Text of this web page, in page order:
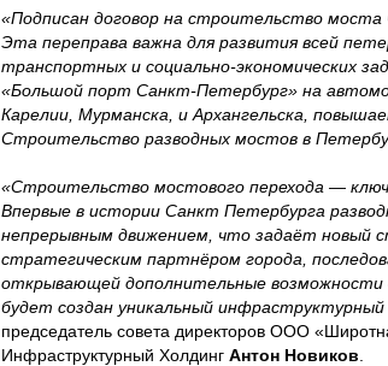
«Подписан договор на строительство
Эта переправа важна для развития всей
транспортных и социально‑экономических
«Большой порт Санкт‑Петербург» на
Карелии, Мурманска, и Архангельска,
Строительство разводных мостов в
«Строительство мостового перехода —
Впервые в истории Санкт Петербурга
непрерывным движением, что задаёт новый
стратегическим партнёром города,
открывающей дополнительные возможности
будет создан уникальный
председатель совета директоров ООО
Инфраструктурный Холдинг Антон Новиков